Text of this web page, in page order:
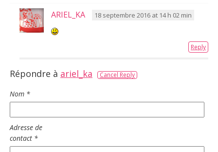
ARIEL_KA 18 septembre 2016 at 14 h 02 min
Reply
Répondre à ariel_ka Cancel Reply
Nom *
Adresse de
contact *